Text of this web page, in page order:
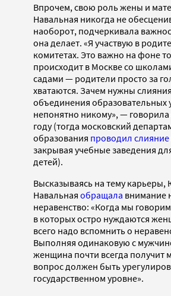
Впрочем, свою роль жены и
Навальная никогда не
наоборот, подчеркивала
она делает. «Я участвую в
комитетах. Это важно на фоне
происходит в Москве со
садами — родители просто за
хватаются. Зачем нужны
объединения образовательных
непонятно никому», — говорила
году (тогда московский
образования проводил
закрывая учебные заведения
детей).
Высказываясь на тему
Навальная обращала внимание
неравенство: «Когда мы говорим
в которых остро нуждаются
всего надо вспомнить о
Выполняя одинаковую с
женщина почти всегда получит
вопрос должен быть
государственном уровне».